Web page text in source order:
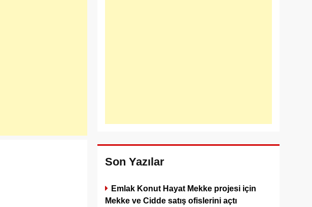
Son Yazılar
Emlak Konut Hayat Mekke projesi için
Mekke ve Cidde satış ofislerini açtı